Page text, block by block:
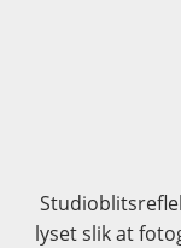
lyset slik at